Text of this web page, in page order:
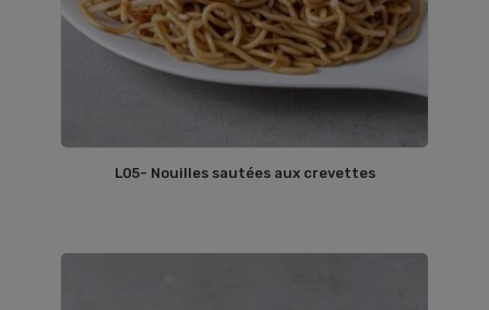
L05- Nouilles sautées aux crevettes